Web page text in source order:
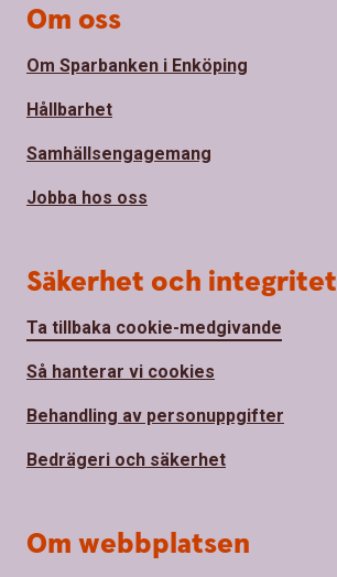
Om oss
Om Sparbanken i Enköping
Hållbarhet
Samhällsengagemang
Jobba hos oss
Säkerhet och integritet
Ta tillbaka cookie-medgivande
Så hanterar vi cookies
Behandling av personuppgifter
Bedrägeri och säkerhet
Om webbplatsen